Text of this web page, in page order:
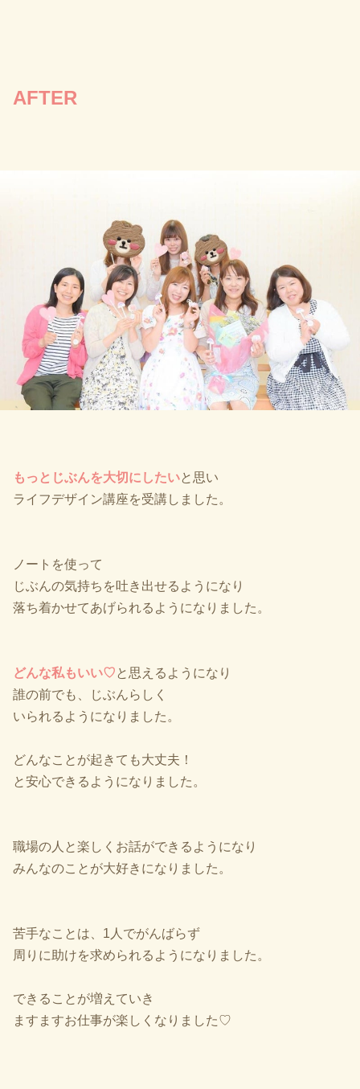
AFTER
もっとじぶんを大切にしたいと思い
ライフデザイン講座を受講しました。
ノートを使って
じぶんの気持ちを吐き出せるようになり
落ち着かせてあげられるようになりました。
どんな私もいい♡ と思えるようになり
誰の前でも、じぶんらしく
いられるようになりました。
どんなことが起きても大丈夫！
と安心できるようになりました。
職場の人と楽しくお話ができるようになり
みんなのことが大好きになりました。
苦手なことは、1人でがんばらず
周りに助けを求められるようになりました。
できることが増えていき
ますますお仕事が楽しくなりました♡